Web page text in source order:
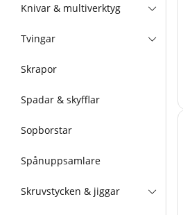
Knivar & multiverktyg
Tvingar
Skrapor
Spadar & skyfflar
Sopborstar
Spånuppsamlare
Skruvstycken & jiggar